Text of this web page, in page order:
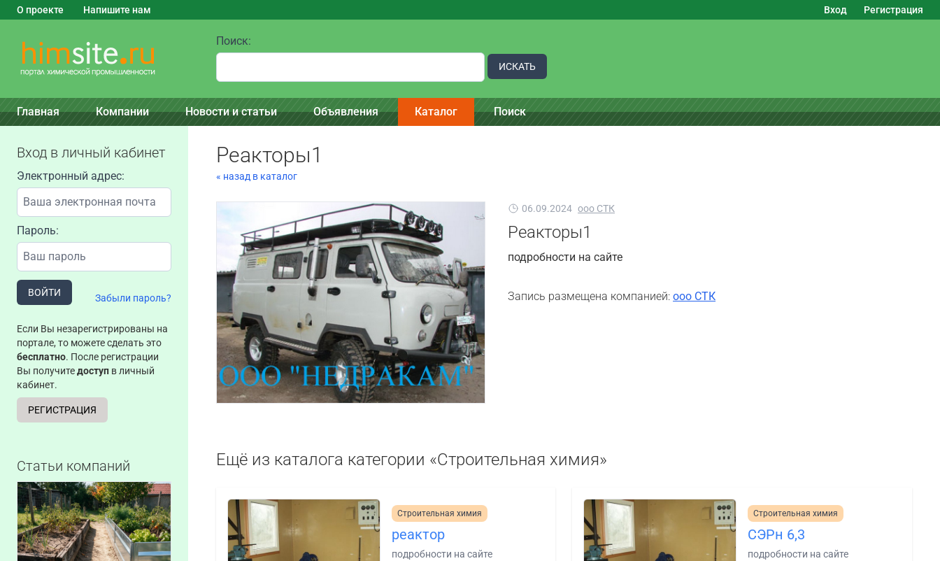
О проекте Напишите нам Вход Регистрация
Поиск:
ИСКАТЬ
Главная Компании Новости и статьи Объявления Каталог Поиск
Вход в личный кабинет
Электронный адрес:
Пароль:
ВОЙТИ Забыли пароль?
Если Вы незарегистрированы на
портале, то можете сделать это
бесплатно. После регистрации
Вы получитедоступ в личный
кабинет.
РЕГИСТРАЦИЯ
Статьи компаний
Реакторы1
« назад в каталог
06.09.2024 ооо СТК
Реакторы1
подробности на сайте
Запись размещена компанией: ооо СТК
Ещё из каталога категории «Строительная химия»
Строительная химия
реактор
подробности на сайте
Строительная химия
СЭРн 6,3
подробности на сайте